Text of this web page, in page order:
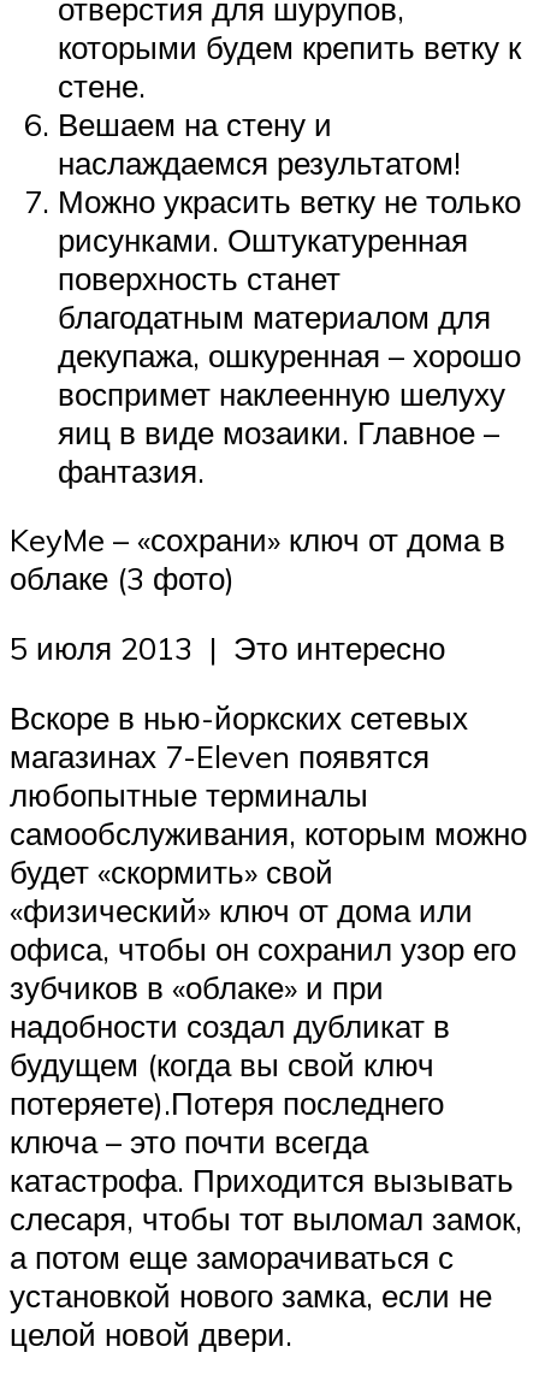
отверстия для шурупов,
которыми будем крепить ветку к
стене.
Вешаем на стену и
наслаждаемся результатом!
Можно украсить ветку не только
рисунками. Оштукатуренная
поверхность станет
благодатным материалом для
декупажа, ошкуренная – хорошо
воспримет наклеенную шелуху
яиц в виде мозаики. Главное –
фантазия.
KeyMe – «сохрани» ключ от дома в
облаке (3 фото)
5 июля 2013 | Это интересно
Вскоре в нью-йоркских сетевых
магазинах 7-Eleven появятся
любопытные терминалы
самообслуживания, которым можно
будет «скормить» свой
«физический» ключ от дома или
офиса, чтобы он сохранил узор его
зубчиков в «облаке» и при
надобности создал дубликат в
будущем (когда вы свой ключ
потеряете).Потеря последнего
ключа – это почти всегда
катастрофа. Приходится вызывать
слесаря, чтобы тот выломал замок,
а потом еще заморачиваться с
установкой нового замка, если не
целой новой двери.